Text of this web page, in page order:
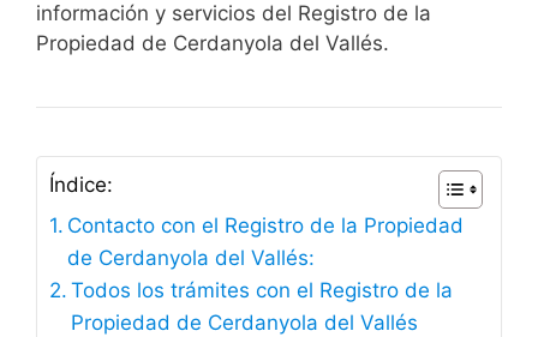
información y servicios del Registro de la
Propiedad de Cerdanyola del Vallés.
Índice:
Contacto con el Registro de la Propiedad
de Cerdanyola del Vallés:
Todos los trámites con el Registro de la
Propiedad de Cerdanyola del Vallés